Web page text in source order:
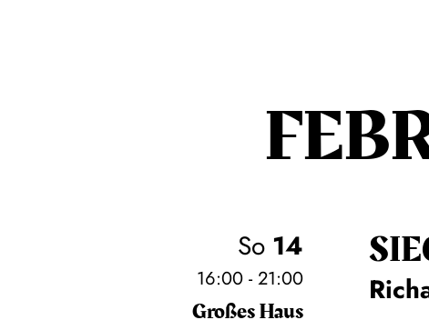
So 14
16:00 - 21:00
Großes Haus